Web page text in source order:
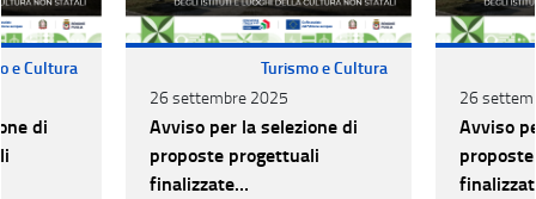
e Cultura
di
Turismo e Cultura
26 settembre 2025
Avviso per la selezione di
proposte progettuali
finalizzate
26
Avviso